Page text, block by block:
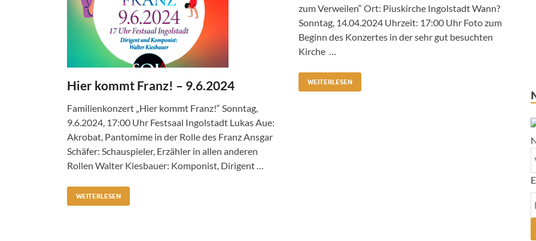
Hier kommt Franz! – 9.6.2024
Familienkonzert „Hier kommt Franz!“ Sonntag,
9.6.2024, 17:00 Uhr Festsaal Ingolstadt Lukas Aue:
Akrobat, Pantomime in der Rolle des Franz Ansgar
Schäfer: Schauspieler, Erzähler in allen anderen
Rollen Walter Kiesbauer: Komponist, Dirigent …
WEITERLESEN
zum Verweilen“ Ort: Piuskirche Ingolstadt Wann?
Sonntag, 14.04.2024 Uhrzeit: 17:00 Uhr Foto zum
Beginn des Konzertes in der sehr gut besuchten
Kirche …
WEITERLESEN